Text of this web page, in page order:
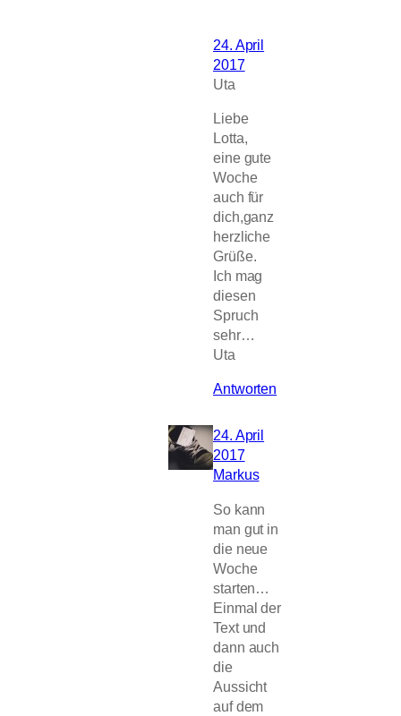
24. April
2017
Uta
Liebe
Lotta,
eine gute
Woche
auch für
dich,ganz
herzliche
Grüße.
Ich mag
diesen
Spruch
sehr…
Uta
Antworten
24. April
2017
Markus
So kann
man gut in
die neue
Woche
starten…
Einmal der
Text und
dann auch
die
Aussicht
auf dem